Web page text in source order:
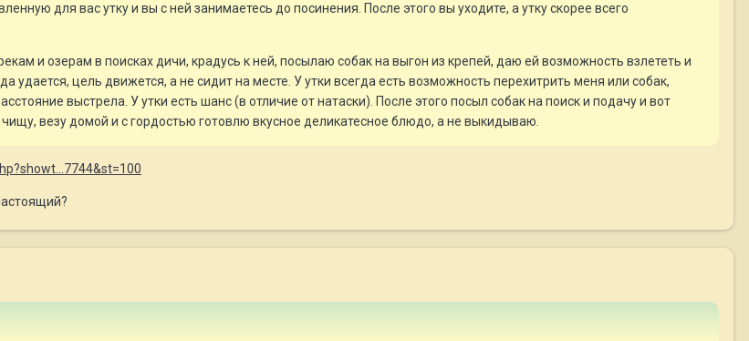
для вас утку и вы с ней занимаетесь до посинения. После этого вы уходите, а утку скорее всего
и озерам в поисках дичи, крадусь к ней, посылаю собак на выгон из крепей, даю ей возможность взлететь и
удается, цель движется, а не сидит на месте. У утки всегда есть возможность перехитрить меня или собак,
выстрела. У утки есть шанс (в отличие от натаски). После этого посыл собак на поиск и подачу и вот
везу домой и с гордостью готовлю вкусное деликатесное блюдо, а не выкидываю.